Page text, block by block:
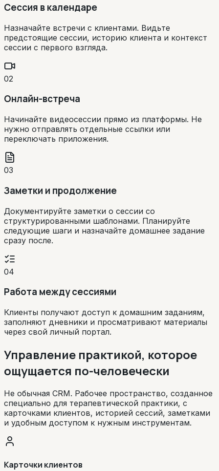
Сессия в календаре
Назначайте встречи с клиентами. Видьте
предстоящие сессии, историю клиента и контекст
сессии с первого взгляда.
02
Онлайн-встреча
Начинайте видеосессии прямо из платформы. Не
нужно отправлять отдельные ссылки или
переключать приложения.
03
Заметки и продолжение
Документируйте заметки о сессии со
структурированными шаблонами. Планируйте
следующие шаги и назначайте домашнее задание
сразу после.
04
Работа между сессиями
Клиенты получают доступ к домашним заданиям,
заполняют дневники и просматривают материалы
через свой личный портал.
Управление практикой, которое
ощущается по-человечески
Не обычная CRM. Рабочее пространство, созданное
специально для терапевтической практики, с
карточками клиентов, историей сессий, заметками
и удобным доступом к нужным инструментам.
Карточки клиентов